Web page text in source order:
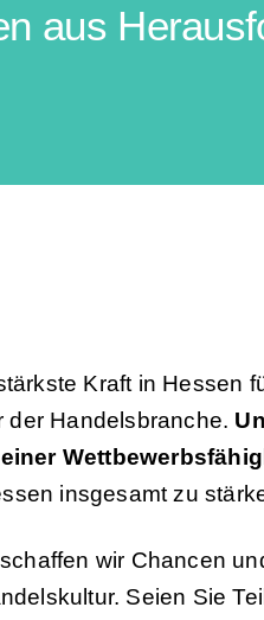
aus
Kraft in Hessen
der Handelsbranche.
insgesamt zu
wir Chancen
Seien Sie